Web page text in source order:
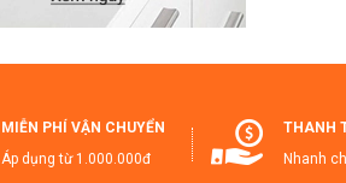
MIỄN PHÍ VẬN CHUYỂN
Áp dụng từ 1.000.000đ
THANH
Nhanh